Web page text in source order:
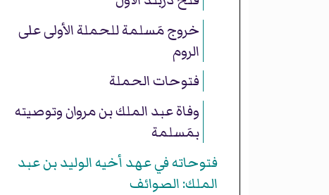
خروج مَسلمة للحملة الأولى على
الروم
فتوحات الحملة
وفاة عبد الملك بن مروان وتوصيته
بمَسلمة
فتوحاته في عهد أخيه الوليد بن عبد
الملك: الصوائف